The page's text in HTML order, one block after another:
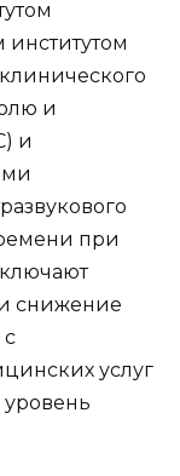
и
и
при
снижение
услуг